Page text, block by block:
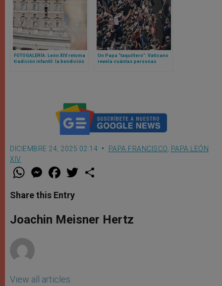
FOTOGALERÍA: León XIV retoma
tradición infantil: la bendición
Un Papa “taquillero”: Vaticano
revela cuántas personas
DICIEMBRE 24, 2025 02:14 PAPA FRANCISCO
PAPA LEÓN
XIV
W
t
s
p
p
M
e
s
e
g
e
F
a
e
b
o
k
w
r
Share this Entry
Joachin Meisner Hertz
View all articles